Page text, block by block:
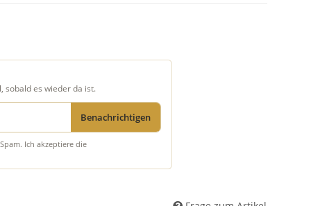
sobald es wieder da ist.
Benachrichtigen
Ich akzeptiere die